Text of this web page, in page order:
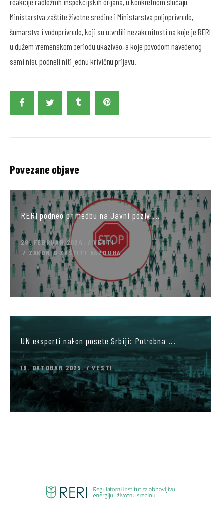
reakcije nadležnih inspekcijskih organa, u konkretnom slučaju
Ministarstva zaštite životne sredine i Ministarstva poljoprivrede,
šumarstva i vodoprivrede, koji su utvrdili nezakonitosti na koje je RERI
u dužem vremenskom periodu ukazivao, a koje povodom navedenog
sami nisu podneli niti jednu krivičnu prijavu.
Povezane objave
RERI podneo primedbu na Javni poziv ...
29. FEBRUAR 2024.
VESTI
ZAKON O ZAŠTITI VAZDUHA
UN eksperti nakon posete Srbiji: Potrebna ...
16. OKTOBAR 2025. VESTI